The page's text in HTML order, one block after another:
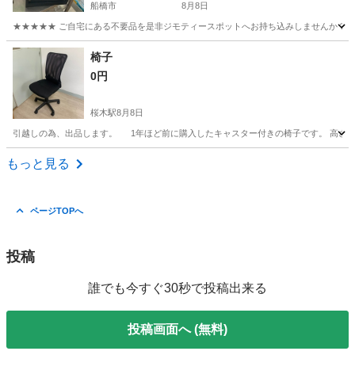
船橋市 8月8日
★★★★★ ご自宅にある不要品を是非ジモティースポットへお持ち込みしませんか？
千葉 船橋市 収納家具
椅子
0円
桜木駅8月8日
引越しの為、出品します。 1年ほど前に購入したキャスター付きの椅子です。 高さ
千葉 千葉市
もっと見る
ページTOPへ
投稿
誰でも今すぐ30秒で投稿出来る
投稿画面へ (無料)